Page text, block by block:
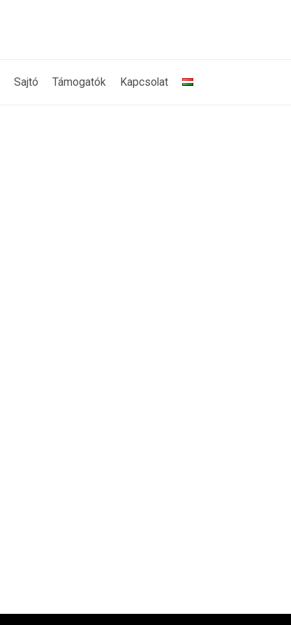
Sajtó Támogatók Kapcsolat